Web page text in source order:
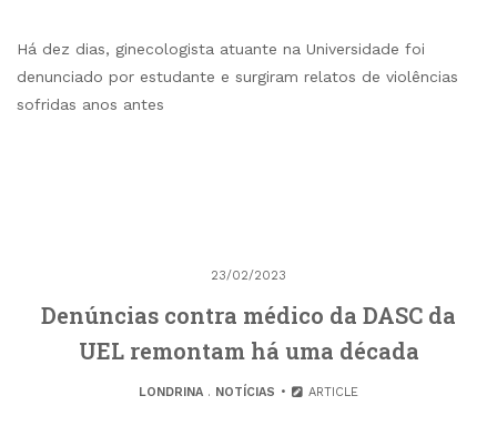
Há dez dias, ginecologista atuante na Universidade foi
denunciado por estudante e surgiram relatos de violências
sofridas anos antes
23/02/2023
Denúncias contra médico da DASC da
UEL remontam há uma década
LONDRINA. NOTÍCIAS ARTICLE